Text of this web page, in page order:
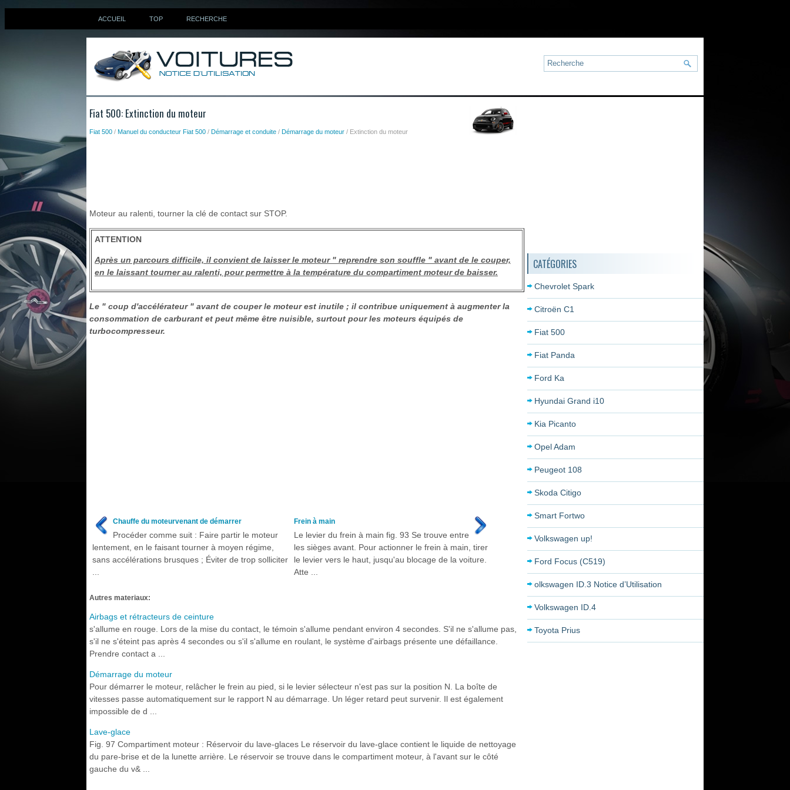
ACCUEIL TOP RECHERCHE
Fiat 500: Extinction du moteur
Fiat 500 / Manuel du conducteur Fiat 500 / Démarrage et conduite / Démarrage du moteur / Extinction du moteur
Moteur au ralenti, tourner la clé de contact sur STOP.
ATTENTION
Après un parcours difficile, il convient de laisser le moteur " reprendre son souffle " avant de le couper,
en le laissant tourner au ralenti, pour permettre à la température du compartiment moteur de baisser.
Le " coup d'accélérateur " avant de couper le moteur est inutile ; il contribue uniquement à augmenter la
consommation de carburant et peut même être nuisible, surtout pour les moteurs équipés de
turbocompresseur.
Chauffe du moteurvenant de démarrer
Procéder comme suit : Faire partir le moteur
lentement, en le faisant tourner à moyen régime,
sans accélérations brusques ; Éviter de trop solliciter
Frein à main
Le levier du frein à main fig. 93 Se trouve entre
les sièges avant. Pour actionner le frein à main, tirer
le levier vers le haut, jusqu'au blocage de la voiture.
Atte ...
Autres materiaux:
Airbags et rétracteurs de ceinture
s'allume en rouge. Lors de la mise du contact, le témoin s'allume pendant environ 4 secondes. S'il ne s'allume pas,
s'il ne s'éteint pas après 4 secondes ou s'il s'allume en roulant, le système d'airbags présente une défaillance.
Prendre contact a ...
Démarrage du moteur
Pour démarrer le moteur, relâcher le frein au pied, si le levier sélecteur n'est pas sur la position N. La boîte de
vitesses passe automatiquement sur le rapport N au démarrage. Un léger retard peut survenir. Il est également
impossible de d ...
Lave-glace
Fig. 97 Compartiment moteur : Réservoir du lave-glaces Le réservoir du lave-glace contient le liquide de nettoyage
du pare-brise et de la lunette arrière. Le réservoir se trouve dans le compartiment moteur, à l'avant sur le côté
gauche du v& ...
CATÉGORIES
Chevrolet Spark
Citroën C1
Fiat 500
Fiat Panda
Ford Ka
Hyundai Grand i10
Kia Picanto
Opel Adam
Peugeot 108
Skoda Citigo
Smart Fortwo
Volkswagen up!
Ford Focus (C519)
olkswagen ID.3 Notice d’Utilisation
Volkswagen ID.4
Toyota Prius